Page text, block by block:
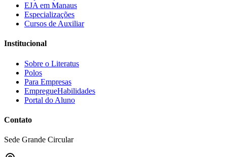
EJA em Manaus
Especializações
Cursos de Auxiliar
Institucional
Sobre o Literatus
Polos
Para Empresas
EmpregueHabilidades
Portal do Aluno
Contato
Sede Grande Circular